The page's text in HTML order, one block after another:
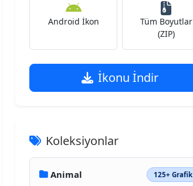
Android İkon
Tüm Boyutlar
(ZIP)
İkonu İndir
Koleksiyonlar
Animal 125+ Grafik